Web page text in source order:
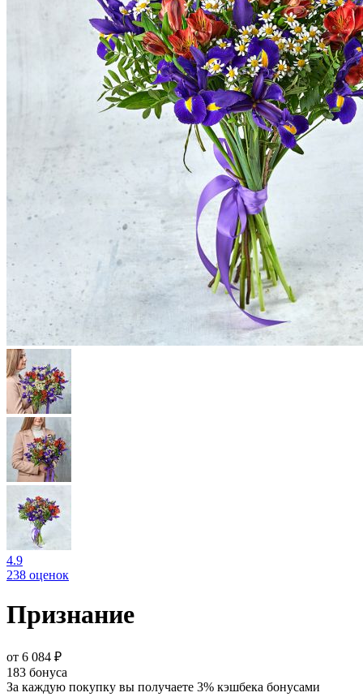
4.9
238 оценок
Признание
от 6 084 ₽
183 бонуса
За каждую покупку вы получаете 3% кэшбека бонусами